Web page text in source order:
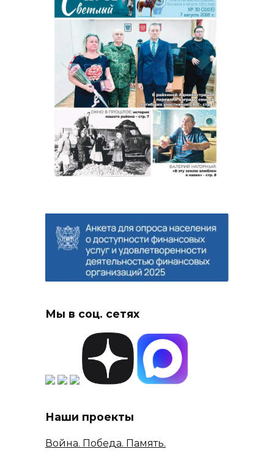
Мы в соц. сетях
Наши проекты
Война. Победа. Память.